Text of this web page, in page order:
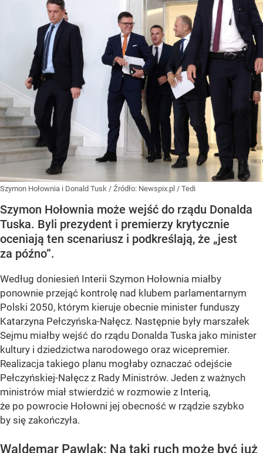
Szymon Hołownia i Donald Tusk / Źródło: Newspix.pl / Tedi
Szymon Hołownia może wejść do rządu Donalda
Tuska. Byli prezydent i premierzy krytycznie
oceniają ten scenariusz i podkreślają, że „jest
za późno”.
Według doniesień Interii Szymon Hołownia miałby
ponownie przejąć kontrolę nad klubem parlamentarnym
Polski 2050, którym kieruje obecnie minister funduszy
Katarzyna Pełczyńska-Nałęcz. Następnie były marszałek
Sejmu miałby wejść do rządu Donalda Tuska jako minister
kultury i dziedzictwa narodowego oraz wicepremier.
Realizacja takiego planu mogłaby oznaczać odejście
Pełczyńskiej-Nałęcz z Rady Ministrów. Jeden z ważnych
ministrów miał stwierdzić w rozmowie z Interią,
że po powrocie Hołowni jej obecność w rządzie szybko
by się zakończyła.
Waldemar Pawlak: Na taki ruch może być już